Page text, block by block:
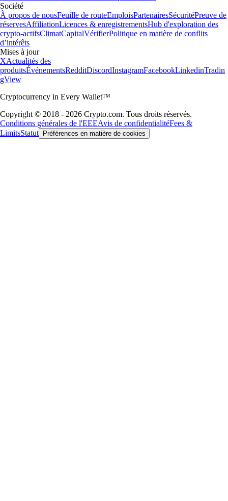
Société
À propos de nousFeuille de routeEmploisPartenairesSécuritéPreuve de
réservesAffiliationLicences & enregistrementsHub d'exploration des
crypto-actifsClimatCapitalVérifierPolitique en matière de conflits
d’intérêts
Mises à jour
XActualités des
produitsÉvénementsRedditDiscordInstagramFacebookLinkedinTradin
gView
Cryptocurrency in Every Wallet™
Copyright © 2018 - 2026 Crypto.com. Tous droits réservés.
Conditions générales de l'EEEAvis de confidentialitéFees &
LimitsStatut Préférences en matière de cookies